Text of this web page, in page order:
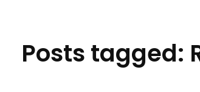
Posts tagged: